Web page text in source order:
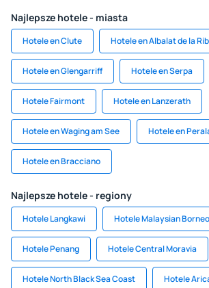
Najlepsze hotele - miasta
Hotele en Clute Hotele en Albalat de la
Hotele en Glengarriff Hotele en Serpa
Hotele Fairmont Hotele en Lanzerath
Hotele en Waging am See Hotele en
Hotele en Bracciano
Najlepsze hotele - regiony
Hotele Langkawi Hotele Malaysian Borneo
Hotele Penang Hotele Central Moravia
Hotele North Black Sea Coast Hotele